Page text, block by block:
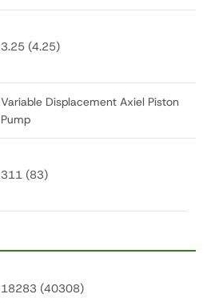
3.25 (4.25)
Variable Displacement Axiel Piston
Pump
311 (83)
18283 (40308)